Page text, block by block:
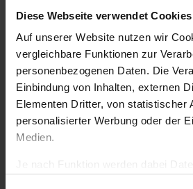
Diese Webseite verwendet Cookies
Auf unserer Website nutzen wir
vergleichbare Funktionen zur
personenbezogenen Daten. Die
Einbindung von Inhalten, externen
Elementen Dritter, von statistischer
personalisierter Werbung oder der
Medien.
Je nach Funktion werden dabei
Beschreibung
Verschicken Sie Weihnachtsgrüße
Motiven.
Drei Weihnachtskarten im Set.
Klappkarten A6 mit Umschlag.